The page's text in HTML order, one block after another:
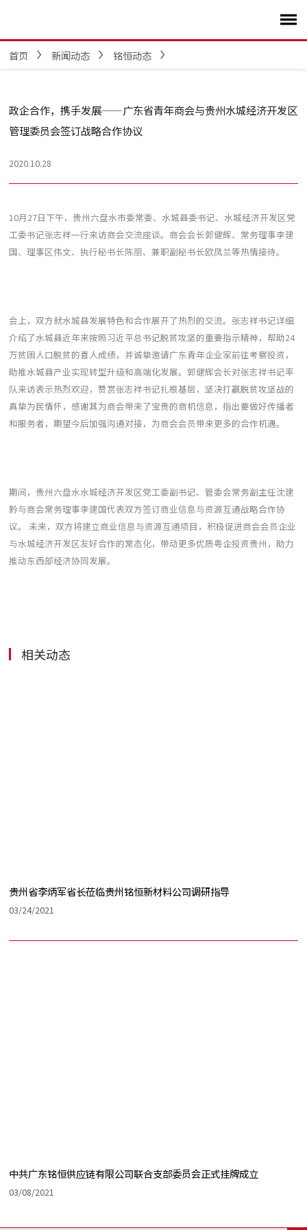
首页 新闻动态 铭恒动态
政企合作，携手发展——广东省青年商会与贵州水城经济开发区
管理委员会签订战略合作协议
2020.10.28
10月27日下午，贵州六盘水市委常委、水城县委书记、水城经济开发区党
工委书记张志祥一行来访商会交流座谈。商会会长郭健辉、常务理事李建
国、理事区伟文、执行秘书长陈丽、兼职副秘书长欧凤兰等热情接待。
会上，双方就水城县发展特色和合作展开了热烈的交流。张志祥书记详细
介绍了水城县近年来按照习近平总书记脱贫攻坚的重要指示精神，帮助24
万贫困人口脱贫的喜人成绩，并诚挚邀请广东青年企业家前往考察投资，
助推水城县产业实现转型升级和高端化发展。郭健辉会长对张志祥书记率
队来访表示热烈欢迎，赞赏张志祥书记扎根基层，坚决打赢脱贫攻坚战的
真挚为民情怀，感谢其为商会带来了宝贵的商机信息，指出要做好传播者
和服务者，期望今后加强沟通对接，为商会会员带来更多的合作机遇。
期间，贵州六盘水水城经济开发区党工委副书记、管委会常务副主任沈建
黔与商会常务理事李建国代表双方签订商业信息与资源互通战略合作协
议。 未来，双方将建立商业信息与资源互通项目，积极促进商会会员企业
与水城经济开发区友好合作的常态化，带动更多优质粤企投资贵州，助力
推动东西部经济协同发展。
相关动态
贵州省李炳军省长莅临贵州铭恒新材料公司调研指导
03/24/2021
中共广东铭恒供应链有限公司联合支部委员会正式挂牌成立
03/08/2021